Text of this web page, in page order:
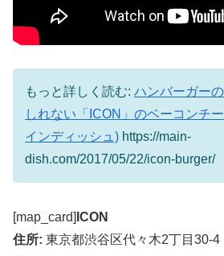
もっと詳しく読む: ハンバーガー
しれない「ICON」のベーコンチ
インディッシュ) https://main-
dish.com/2017/05/22/icon-burger/
[map_card] ICON
住所: 東京都渋谷区代々木2丁目30-